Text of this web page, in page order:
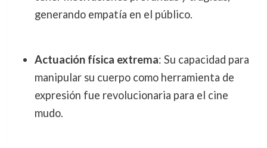
generando empatía en el público.
Actuación física extrema: Su capacidad para
manipular su cuerpo como herramienta de
expresión fue revolucionaria para el cine
mudo.